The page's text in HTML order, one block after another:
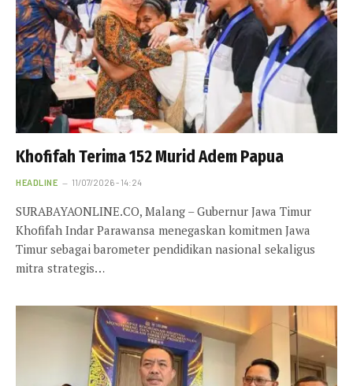
Khofifah Terima 152 Murid Adem Papua
HEADLINE 11/07/2026 - 14:24
SURABAYAONLINE.CO, Malang – Gubernur Jawa Timur
Khofifah Indar Parawansa menegaskan komitmen Jawa
Timur sebagai barometer pendidikan nasional sekaligus
mitra strategis…